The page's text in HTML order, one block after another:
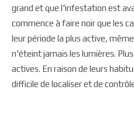
grand et que l'infestation est
commence à faire noir que les
leur période la plus active,
n'éteint jamais les lumières.
actives. En raison de leurs
difficile de localiser et de